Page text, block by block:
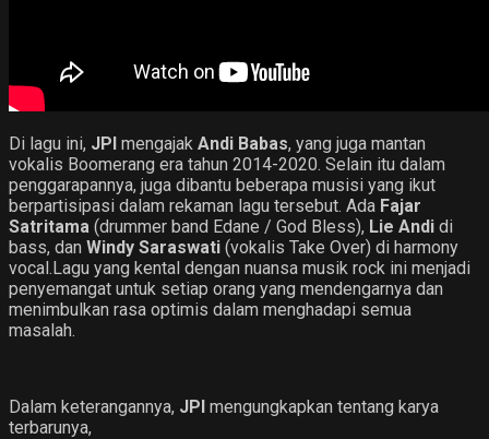
Di lagu ini, JPI mengajak Andi Babas, yang juga mantan
vokalis Boomerang era tahun 2014-2020. Selain itu dalam
penggarapannya, juga dibantu beberapa musisi yang ikut
berpartisipasi dalam rekaman lagu tersebut. Ada Fajar
Satritama (drummer band Edane / God Bless), Lie Andi di
bass, dan Windy Saraswati (vokalis Take Over) di harmony
vocal.Lagu yang kental dengan nuansa musik rock ini menjadi
penyemangat untuk setiap orang yang mendengarnya dan
menimbulkan rasa optimis dalam menghadapi semua
masalah.
Dalam keterangannya, JPI mengungkapkan tentang karya
terbarunya,